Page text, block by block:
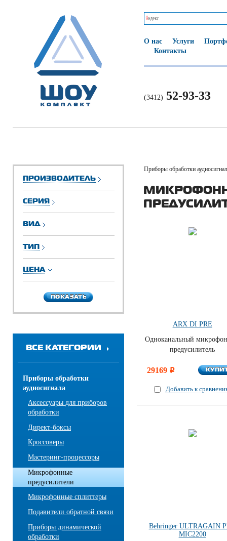
О нас Услуги
Контакты
(3412) 52-93-33
ПРОИЗВОДИТЕЛЬ
СЕРИЯ
ВИД
ТИП
ЦЕНА
ПОКАЗАТЬ
ПОКАЗАТЬ
ВСЕ КАТЕГОРИИ
Приборы обработки
аудиосигнала
Аксессуары для приборов
обработки
Директ-боксы
Кроссоверы
Мастеринг-процессоры
Микрофонные
предусилители
Микрофонные сплиттеры
Подавители обратной связи
Приборы динамической
обработки
Приборы обработки
ARX DI PRE
Одноканальный
предусилитель
29169 i
Добавить к
Behringer ULTRAGAIN
MIC2200